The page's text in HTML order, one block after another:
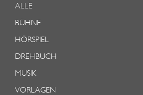
ALLE
BÜHNE
HÖRSPIEL
DREHBUCH
MUSIK
VORLAGEN